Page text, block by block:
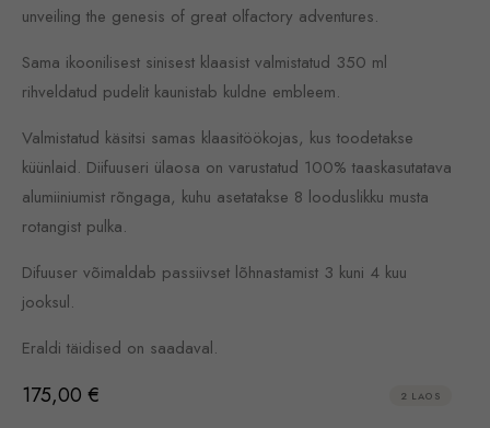
unveiling the genesis of great olfactory adventures.
Sama ikoonilisest sinisest klaasist valmistatud 350 ml
rihveldatud pudelit kaunistab kuldne embleem.
Valmistatud käsitsi samas klaasitöökojas, kus toodetakse
küünlaid. Diifuuseri ülaosa on varustatud 100% taaskasutatava
alumiiniumist rõngaga, kuhu asetatakse 8 looduslikku musta
rotangist pulka.
Difuuser võimaldab passiivset lõhnastamist 3 kuni 4 kuu
jooksul.
Eraldi täidised on saadaval.
175,00 € 2 LAOS